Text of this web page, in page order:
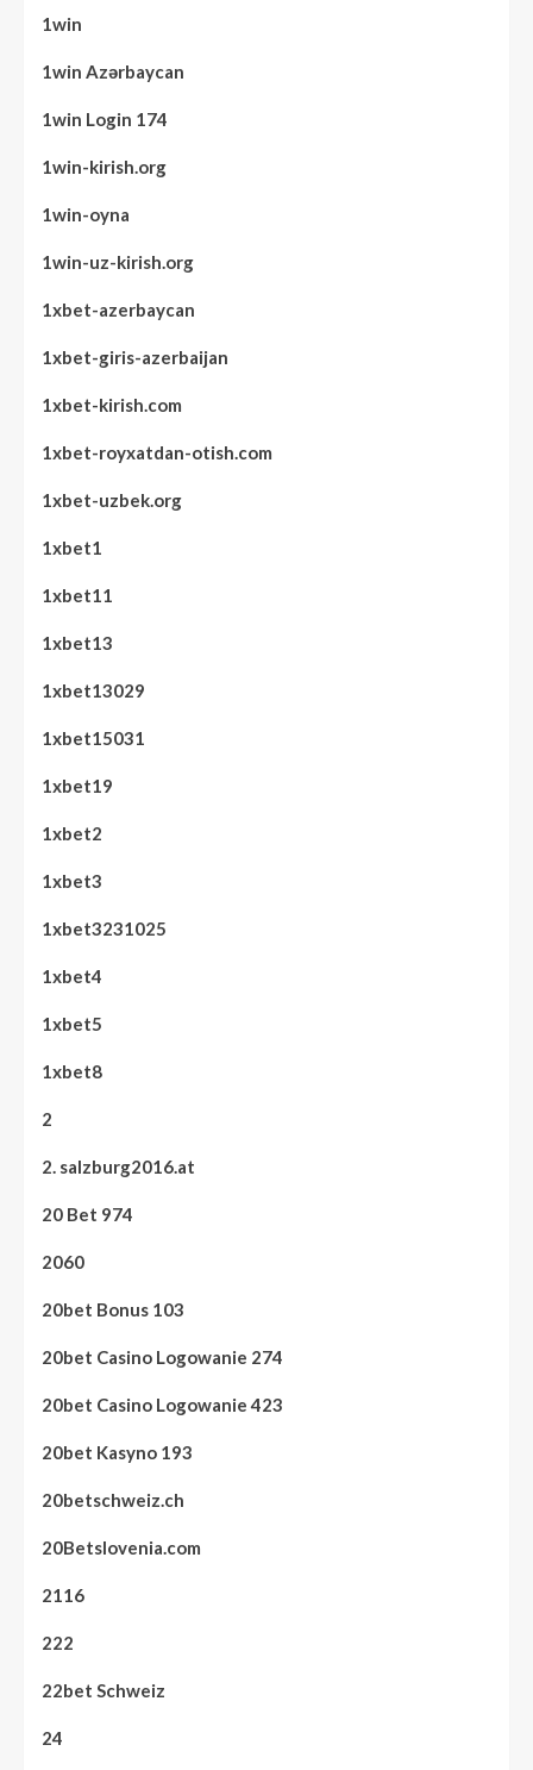
1win
1win Azərbaycan
1win Login 174
1win-kirish.org
1win-oyna
1win-uz-kirish.org
1xbet-azerbaycan
1xbet-giris-azerbaijan
1xbet-kirish.com
1xbet-royxatdan-otish.com
1xbet-uzbek.org
1xbet1
1xbet11
1xbet13
1xbet13029
1xbet15031
1xbet19
1xbet2
1xbet3
1xbet3231025
1xbet4
1xbet5
1xbet8
2
2. salzburg2016.at
20 Bet 974
2060
20bet Bonus 103
20bet Casino Logowanie 274
20bet Casino Logowanie 423
20bet Kasyno 193
20betschweiz.ch
20Betslovenia.com
2116
222
22bet Schweiz
24